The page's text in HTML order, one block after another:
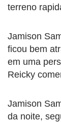
terreno
Jamison
ficou bem
em uma
Reicky
Jamison
da noite,